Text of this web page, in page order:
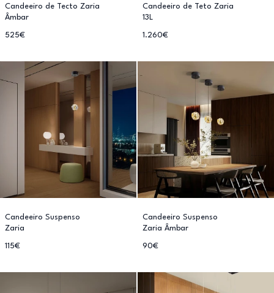
Candeeiro de Tecto Zaria
Âmbar
525€
Candeeiro de Teto Zaria
13L
1.260€
Candeeiro Suspenso
Zaria
115€
Candeeiro Suspenso
Zaria Âmbar
90€